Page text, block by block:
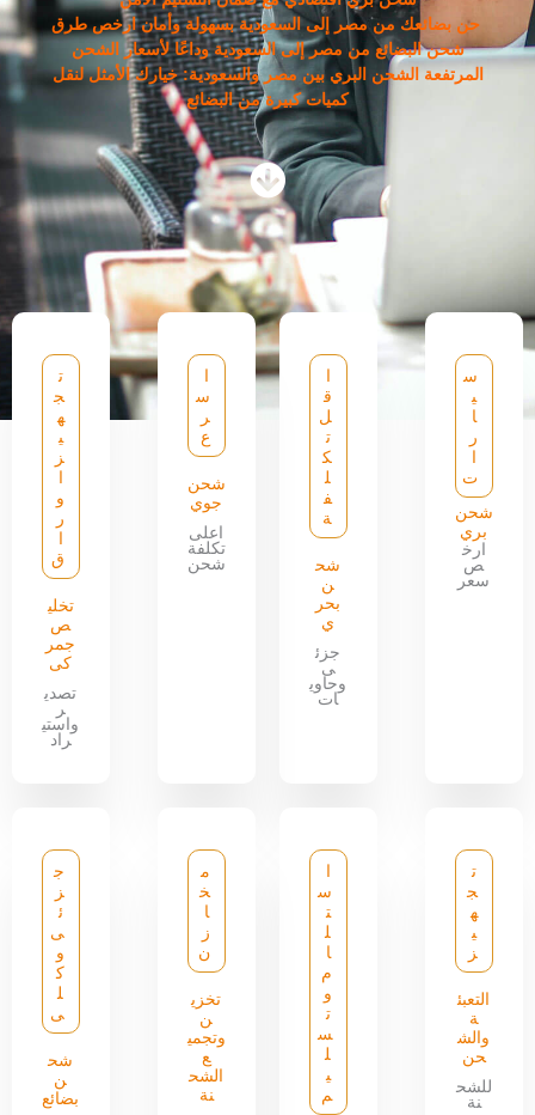
حن بضائعك من مصر إلى السعودية بسهولة وأمان ارخص طرق
شحن البضائع من مصر إلى السعودية وداعًا لأسعار الشحن
المرتفعة الشحن البري بين مصر والسعودية: خيارك الأمثل لنقل
كميات كبيرة من البضائع
س
ي
ا
ر
ت
شحن
بري
ارخ
ص
سعر
ق
ل
ت
ك
ل
ف
ة
شح
ن
بحر
ي
جزئ
ى
وحاوي
ات
س
ر
ع
شحن
جوي
اعلى
تكلفة
شحن
ت
ج
ه
ي
ز
و
ر
ق
تخلي
ص
جمر
كى
تصدي
ر
واستي
راد
ت
ج
ه
ي
ز
التعبئ
ة
والش
حن
للشح
نة
س
ت
ل
ا
م
و
ت
س
ل
ي
م
م
خ
ا
ز
ن
تخزي
ن
وتجمي
ع
الشح
نة
ج
ز
ئ
ى
و
ك
ل
ى
شح
ن
بضائع